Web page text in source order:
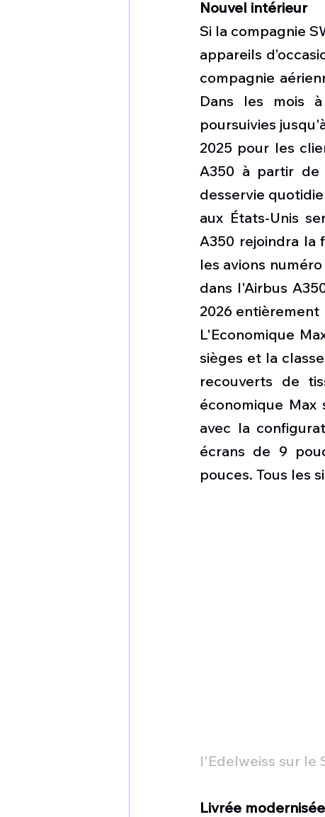
Nouvel intérieur
Si la compagnie
appareils
compagnie
Dans les mois
poursuivies
2025 pour les
A350 à partir de
desservie
aux États-Unis
A350 rejoindra la
les avions
dans l'Airbus
2026 entièrement
L'Economique
sièges et la
recouverts de
économique
avec la
écrans de 9
pouces. Tous les
l'Edelweiss sur le
Livrée modernisée